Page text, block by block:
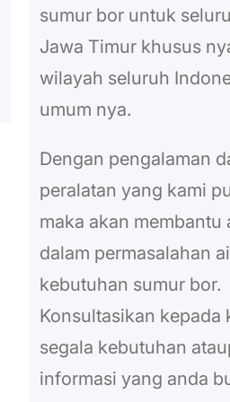
sumur bor untuk
Jawa Timur khusus
wilayah seluruh
umum nya.
Dengan pengalaman
peralatan yang kami
maka akan membantu
dalam permasalahan
kebutuhan sumur bor.
Konsultasikan kepada
segala kebutuhan
informasi yang anda